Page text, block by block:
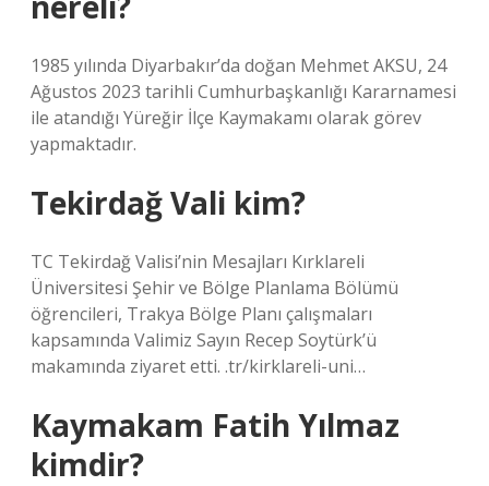
1985 yılında Diyarbakır’da doğan Mehmet AKSU, 24
Ağustos 2023 tarihli Cumhurbaşkanlığı Kararnamesi
ile atandığı Yüreğir İlçe Kaymakamı olarak görev
yapmaktadır.
Tekirdağ Vali kim?
TC Tekirdağ Valisi’nin Mesajları Kırklareli
Üniversitesi Şehir ve Bölge Planlama Bölümü
öğrencileri, Trakya Bölge Planı çalışmaları
kapsamında Valimiz Sayın Recep Soytürk’ü
makamında ziyaret etti. .tr/kirklareli-uni…
Kaymakam Fatih Yılmaz
kimdir?